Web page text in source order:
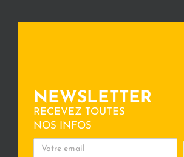
NEWSLETTER
RECEVEZ TOUTES
NOS INFOS